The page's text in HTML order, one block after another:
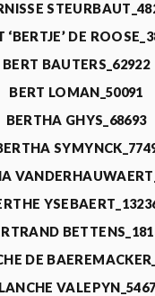
‘BERTJE’ DE
BERT BAUTERS_62922
BERT LOMAN_50091
BERTHA GHYS_68693
DE